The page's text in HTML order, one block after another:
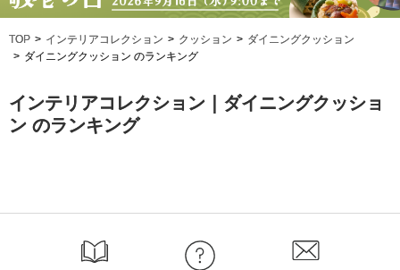
TOP インテリアコレクション クッション
ダイニングクッション
ダイニングクッション のランキング
インテリアコレクション｜ダイニングクッショ
ン のランキング